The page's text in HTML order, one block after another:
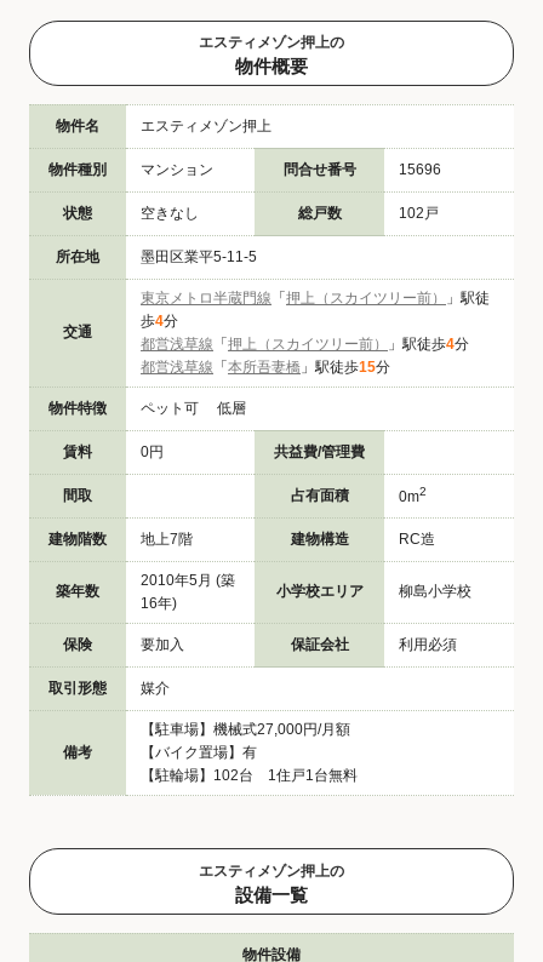
エスティメゾン押上の
物件概要
物件名 エスティメゾン押上
物件種別 マンション 問合せ番号 15696
状態 空きなし 総戸数 102戸
所在地 墨田区業平5-11-5
交通
東京メトロ半蔵門線 「 押上（スカイツリー前）
」駅徒
歩4分
都営浅草線 「 押上（スカイツリー前） 」駅徒歩4分
都営浅草線 「 本所吾妻橋 」駅徒歩15分
物件特徴 ペット可 低層
賃料 0円 共益費/管理費
間取 占有面積 0m2
建物階数 地上7階 建物構造 RC造
築年数
2010年5月 (築
16年)
小学校エリア 柳島小学校
保険 要加入 保証会社 利用必須
取引形態 媒介
備考
【駐車場】機械式27,000円/月額
【バイク置場】有
【駐輪場】102台 1住戸1台無料
エスティメゾン押上の
設備一覧
物件設備